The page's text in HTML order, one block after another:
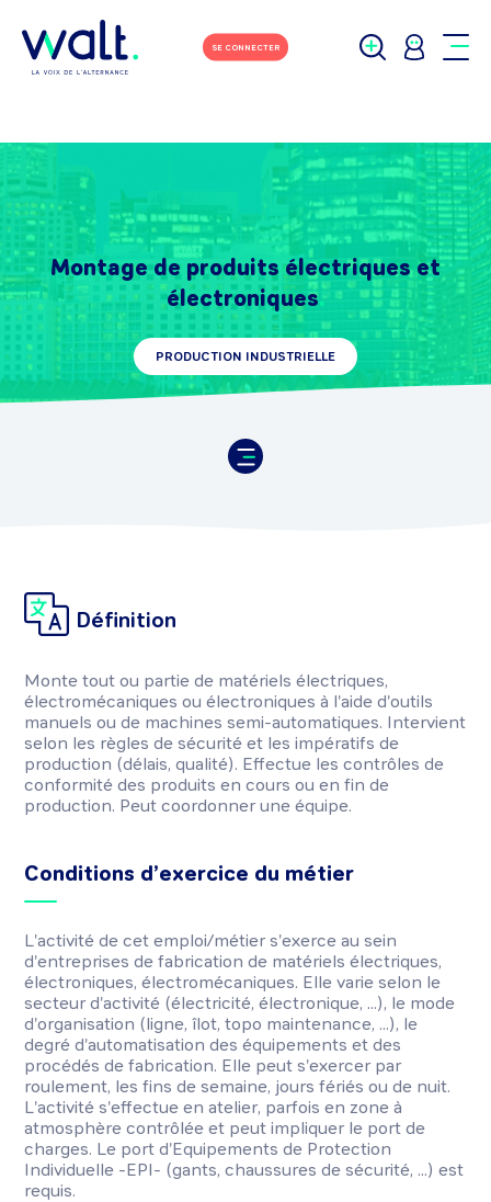
SE CONNECTER
Montage de produits électriques et
électroniques
PRODUCTION INDUSTRIELLE
Définition
Monte tout ou partie de matériels électriques,
électromécaniques ou électroniques à l'aide d'outils
manuels ou de machines semi-automatiques. Intervient
selon les règles de sécurité et les impératifs de
production (délais, qualité). Effectue les contrôles de
conformité des produits en cours ou en fin de
production. Peut coordonner une équipe.
Conditions d’exercice du métier
L'activité de cet emploi/métier s'exerce au sein
d'entreprises de fabrication de matériels électriques,
électroniques, électromécaniques. Elle varie selon le
secteur d'activité (électricité, électronique, ...), le mode
d'organisation (ligne, îlot, topo maintenance, ...), le
degré d'automatisation des équipements et des
procédés de fabrication. Elle peut s'exercer par
roulement, les fins de semaine, jours fériés ou de nuit.
L'activité s'effectue en atelier, parfois en zone à
atmosphère contrôlée et peut impliquer le port de
charges. Le port d'Equipements de Protection
Individuelle -EPI- (gants, chaussures de sécurité, ...) est
requis.